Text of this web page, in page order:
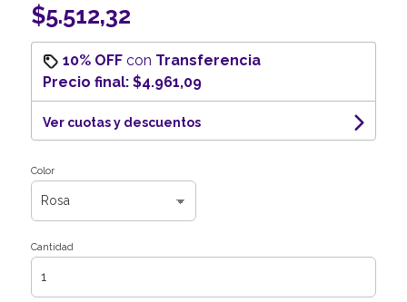
$5.512,32
10% OFFcon Transferencia
Precio final: $4.961,09
Ver cuotas y descuentos
Color
Cantidad